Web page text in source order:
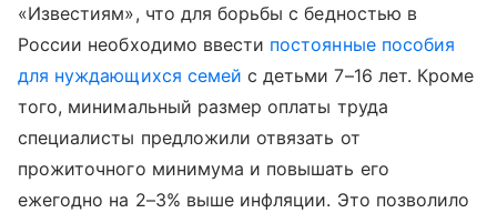
«Известиям», что для борьбы с бедностью в
России необходимо ввести постоянные пособия
для нуждающихся семей с детьми 7–16 лет. Кроме
того, минимальный размер оплаты труда
специалисты предложили отвязать от
прожиточного минимума и повышать его
ежегодно на 2–3% выше инфляции. Это позволило